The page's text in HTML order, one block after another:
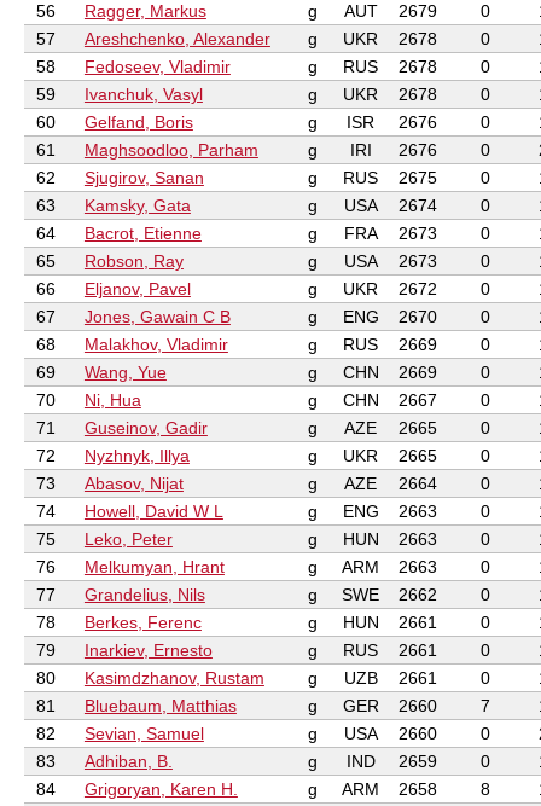
56 Ragger, Markus g AUT 2679 0
57
Areshchenko, Alexander g UKR 2678 0
58
Fedoseev, Vladimir g RUS 2678 0
59
Ivanchuk, Vasyl g UKR 2678 0
60
Gelfand, Boris g ISR 2676 0
61
Maghsoodloo, Parham g IRI 2676 0
62
Sjugirov, Sanan g RUS 2675 0
63
Kamsky, Gata g USA 2674 0
64
Bacrot, Etienne g FRA 2673 0
65
Robson, Ray g USA 2673 0
66
Eljanov, Pavel g UKR 2672 0
67
Jones, Gawain C B g ENG 2670 0
68
Malakhov, Vladimir g RUS 2669 0
69
Wang, Yue g CHN 2669 0
70
Ni, Hua g CHN 2667 0
71
Guseinov, Gadir g AZE 2665 0
72
Nyzhnyk, Illya g UKR 2665 0
73
Abasov, Nijat g AZE 2664 0
74
Howell, David W L g ENG 2663 0
75
Leko, Peter g HUN 2663 0
76
Melkumyan, Hrant g ARM 2663 0
77
Grandelius, Nils g SWE 2662 0
78
Berkes, Ferenc g HUN 2661 0
79
Inarkiev, Ernesto g RUS 2661 0
80
Kasimdzhanov, Rustam g UZB 2661 0
81
Bluebaum, Matthias g GER 2660 7
82
Sevian, Samuel g USA 2660 0
83
Adhiban, B. g IND 2659 0
84
Grigoryan, Karen H. g ARM 2658 8